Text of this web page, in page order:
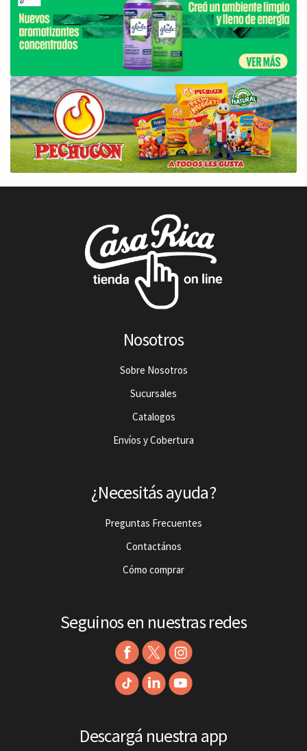
Nosotros
Sobre Nosotros
Sucursales
Catalogos
Envíos y Cobertura
¿Necesitás ayuda?
Preguntas Frecuentes
Contactános
Cómo comprar
Seguinos en nuestras redes
Descargá nuestra app